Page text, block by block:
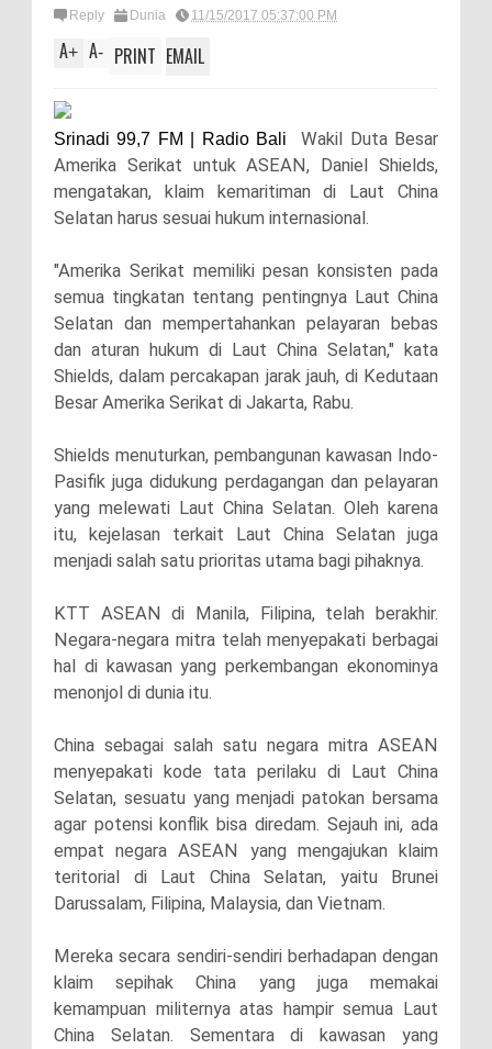
Reply Dunia 11/15/2017 05:37:00 PM
A+ A- PRINT EMAIL
Srinadi 99,7 FM | Radio BaliWakil Duta Besar
Amerika Serikat untuk ASEAN, Daniel Shields,
mengatakan, klaim kemaritiman di Laut China
Selatan harus sesuai hukum internasional.
"Amerika Serikat memiliki pesan konsisten pada
semua tingkatan tentang pentingnya Laut China
Selatan dan mempertahankan pelayaran bebas
dan aturan hukum di Laut China Selatan," kata
Shields, dalam percakapan jarak jauh, di Kedutaan
Besar Amerika Serikat di Jakarta, Rabu.
Shields menuturkan, pembangunan kawasan Indo-
Pasifik juga didukung perdagangan dan pelayaran
yang melewati Laut China Selatan. Oleh karena
itu, kejelasan terkait Laut China Selatan juga
menjadi salah satu prioritas utama bagi pihaknya.
KTT ASEAN di Manila, Filipina, telah berakhir.
Negara-negara mitra telah menyepakati berbagai
hal di kawasan yang perkembangan ekonominya
menonjol di dunia itu.
China sebagai salah satu negara mitra ASEAN
menyepakati kode tata perilaku di Laut China
Selatan, sesuatu yang menjadi patokan bersama
agar potensi konflik bisa diredam. Sejauh ini, ada
empat negara ASEAN yang mengajukan klaim
teritorial di Laut China Selatan, yaitu Brunei
Darussalam, Filipina, Malaysia, dan Vietnam.
Mereka secara sendiri-sendiri berhadapan dengan
klaim sepihak China yang juga memakai
kemampuan militernya atas hampir semua Laut
China Selatan. Sementara di kawasan yang